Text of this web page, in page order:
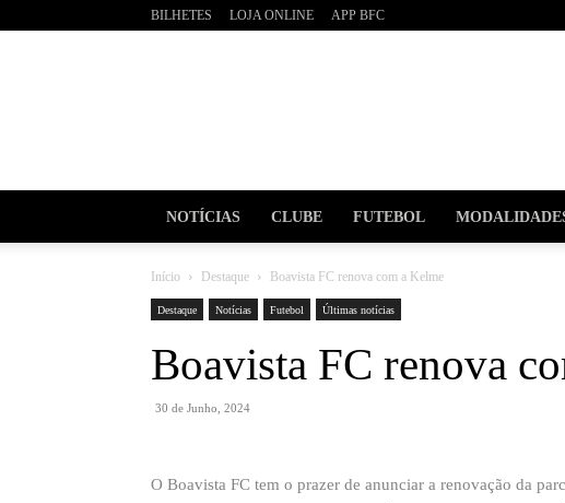
BILHETES LOJA ONLINE APP BFC
NOTÍCIAS CLUBE FUTEBOL
Início Destaque Boavista FC renova com a Kelme
Destaque Notícias Futebol Últimas notícias
Boavista FC renova
30 de Junho, 2024
O Boavista FC tem o prazer de anunciar a renovação da